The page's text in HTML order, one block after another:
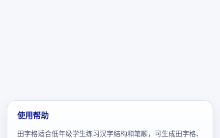
使用帮助
田字格适合低年级学生练习汉字结构和笔顺，可生成田字格、